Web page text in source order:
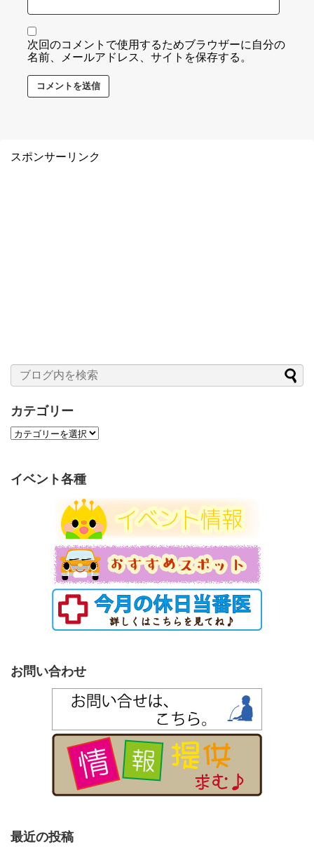
次回のコメントで使用するためブラウザーに自分の
名前、メールアドレス、サイトを保存する。
スポンサーリンク
カテゴリー
カ
リ
イベント各種
お問い合わせ
最近の投稿